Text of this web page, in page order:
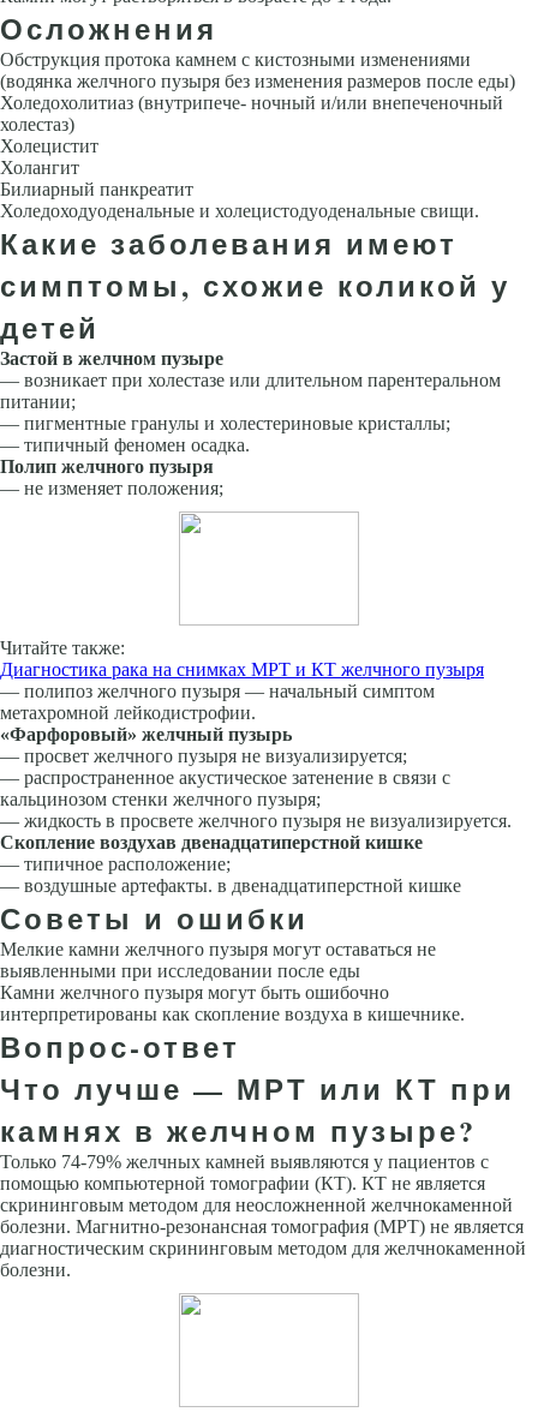
Осложнения
Обструкция протока камнем с кистозными изменениями
(водянка желчного пузыря без изменения размеров после еды)
Холедохолитиаз (внутрипече- ночный и/или внепеченочный
холестаз)
Холецистит
Холангит
Билиарный панкреатит
Холедоходуоденальные и холецистодуоденальные свищи.
Какие заболевания имеют
симптомы, схожие коликой у
детей
Застой в желчном пузыре
— возникает при холестазе или длительном парентеральном
питании;
— пигментные гранулы и холестериновые кристаллы;
— типичный феномен осадка.
Полип желчного пузыря
— не изменяет положения;
Читайте также:
Диагностика рака на снимках МРТ и КТ желчного пузыря
— полипоз желчного пузыря — начальный симптом
метахромной лейкодистрофии.
«Фарфоровый» желчный пузырь
— просвет желчного пузыря не визуализируется;
— распространенное акустическое затенение в связи с
кальцинозом стенки желчного пузыря;
— жидкость в просвете желчного пузыря не визуализируется.
Скопление воздухав двенадцатиперстной кишке
— типичное расположение;
— воздушные артефакты. в двенадцатиперстной кишке
Советы и ошибки
Мелкие камни желчного пузыря могут оставаться не
выявленными при ис­следовании после еды
Камни желчного пузыря могут быть ошибочно
интерпретированы как скопление воздуха в кишечнике.
Вопрос-ответ
Что лучше — МРТ или КТ при
камнях в желчном пузыре?
Только 74-79% желчных камней выявляются у пациентов с
помощью компьютерной томографии (КТ). КТ не является
скрининговым методом для неосложненной желчнокаменной
болезни. Магнитно-резонансная томография (МРТ) не является
диагностическим скрининговым методом для желчнокаменной
болезни.